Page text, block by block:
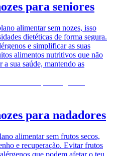
para seniores
alimentar sem nozes, isso
dietéticas de forma segura.
e simplificar as suas
alimentos nutritivos que não
sua saúde, mantendo as
para nadadores
alimentar sem frutos secos,
e recuperação. Evitar frutos
que podem afetar o teu